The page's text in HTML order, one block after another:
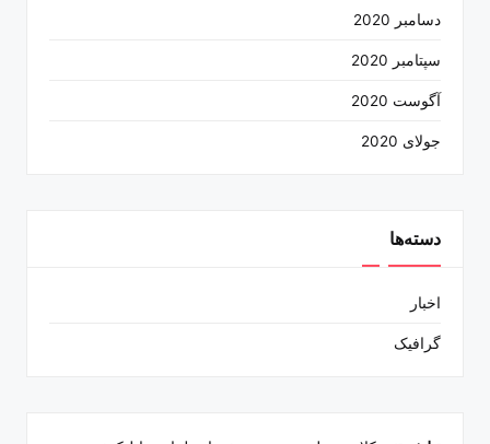
دسامبر 2020
سپتامبر 2020
آگوست 2020
جولای 2020
دسته‌ها
اخبار
گرافیک